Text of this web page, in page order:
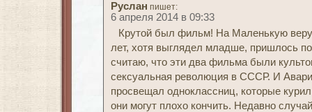
Руслан пишет:
6 апреля 2014 в 09:33
Крутой был фильм! На Маленькую
лет, хотя выглядел младше, пришлось
считаю, что эти два фильма были
сексуальная революция в СССР. И
просвещал одноклассниц, которые
они могут плохо кончить. Недавно